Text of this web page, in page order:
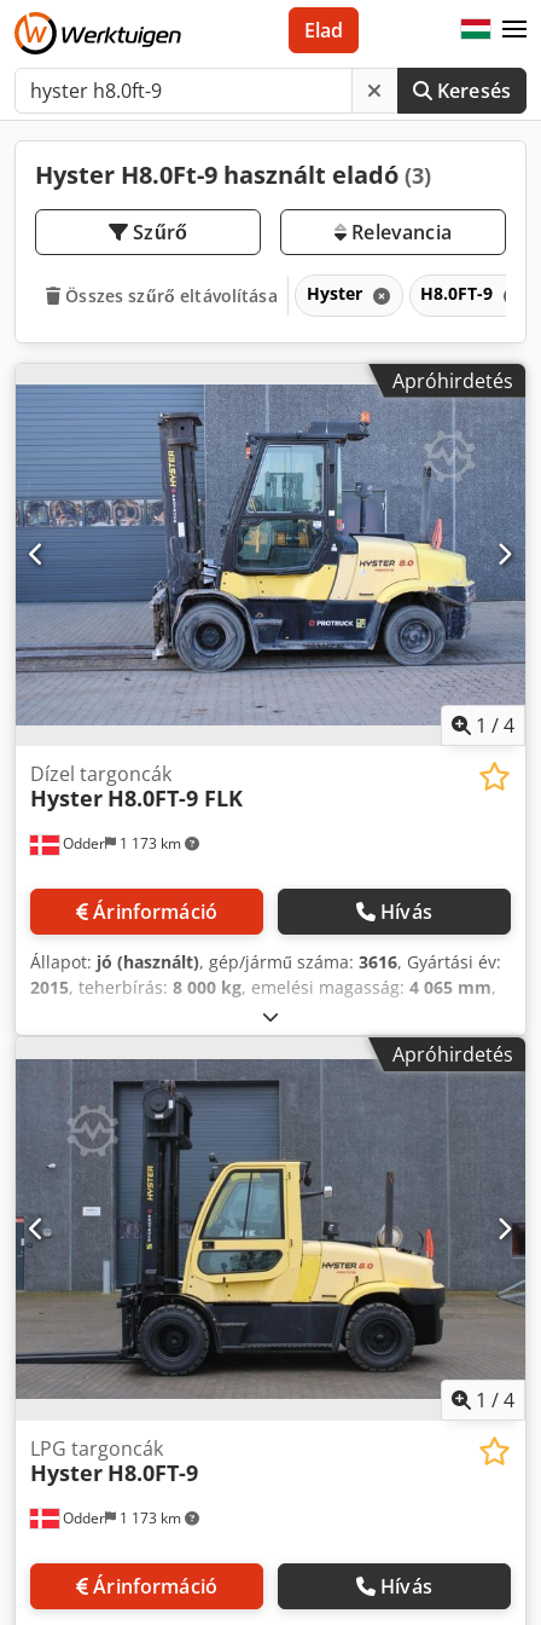
Keresés
Elad
Hyster H8.0Ft-9 használt eladó (3)
Szűrő Relevancia
Összes szűrő eltávolítása Hyster H8.0FT-9
Apróhirdetés
1 /4
Odder 1 173 km
Dízel targoncák
Hyster H8.0FT-9 FLK
Árinformáció Hívás
Állapot: jó (használt), gép/jármű száma: 3616, Gyártási év:
2015, teherbírás: 8 000 kg, emelési magasság: 4 065 mm,
, villakeret szélessége:
hossza:2 400 mm, teljes hossz:3 960 mm, teljes
szélesség:2 240 mm, üzemi tömeg:12 730 kg, további
felszereltségi jellemzők:Dual tread, Warning triangle
Felszereltség: világítás
, Hyster H8.0FT-9 FLK Uniktruck-tól
Keréktípus – Hajtott kerék: Keréktípus – Kormányzott kerék:
Supersoft Kerékméret – Hajtott kerék: 8.25-15 Kerékméret –
Kormányzott kerék: 8.25-15 Dksdoy Hl Rhopfx Aclor
Apróhirdetés
1 /4
Odder 1 173 km
LPG targoncák
Hyster H8.0FT-9
Árinformáció Hívás